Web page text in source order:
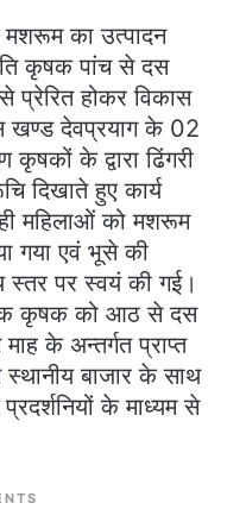
मशरूम का उत्पादन
कृषक पांच से दस
प्रेरित होकर विकास
खण्ड देवप्रयाग के 02
कृषकों के द्वारा ढिंगरी
दिखाते हुए कार्य
महिलाओं को मशरूम
गया एवं भूसे की
स्तर पर स्वयं की गई।
कृषक को आठ से दस
के अन्तर्गत प्राप्त
बाजार के साथ
के माध्यम से